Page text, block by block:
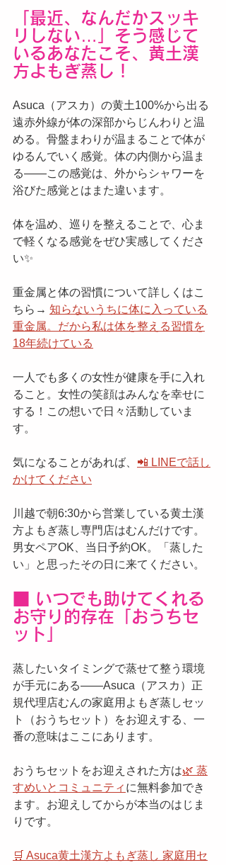
「最近、なんだかスッキ
リしない…」そう感じて
いるあなたこそ、黄土漢
方よもぎ蒸し！
Asuca（アスカ）の黄土100%から出る
遠赤外線が体の深部からじんわりと温
める。骨盤まわりが温まることで体が
ゆるんでいく感覚。体の内側から温ま
る——この感覚は、外からシャワーを
浴びた感覚とはまた違います。
体を温め、巡りを整えることで、心ま
で軽くなる感覚をぜひ実感してくださ
い✨
重金属と体の習慣について詳しくはこ
ちら→ 知らないうちに体に入っている
重金属。だから私は体を整える習慣を
18年続けている
一人でも多くの女性が健康を手に入れ
ること。女性の笑顔はみんなを幸せに
する！この想いで日々活動していま
す。
気になることがあれば、 📲 LINEで話し
かけてください
川越で朝6:30から営業している黄土漢
方よもぎ蒸し専門店はむんだけです。
男女ペアOK、当日予約OK。「蒸した
い」と思ったその日に来てください。
■ いつでも助けてくれる
お守り的存在「おうちセ
ット」
蒸したいタイミングで蒸せて整う環境
が手元にある——Asuca（アスカ）正
規代理店むんの家庭用よもぎ蒸しセッ
ト（おうちセット）をお迎えする、一
番の意味はここにあります。
おうちセットをお迎えされた方は🌿 蒸
すめいとコミュニティ に無料参加でき
ます。お迎えしてからが本当のはじま
りです。
🛒 Asuca黄土漢方よもぎ蒸し 家庭用セ